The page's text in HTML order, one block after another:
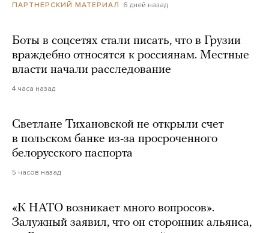
ПАРТНЕРСКИЙ МАТЕРИАЛ 6 дней назад
Боты в соцсетях стали писать, что в Грузии
враждебно относятся к россиянам. Местные
власти начали расследование
4 часа назад
Светлане Тихановской не открыли счет
в польском банке из-за просроченного
белорусского паспорта
5 часов назад
«К НАТО возникает много вопросов».
Залужный заявил, что он сторонник альянса,